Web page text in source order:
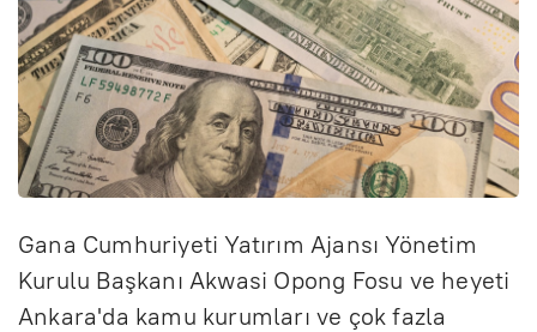
Gana Cumhuriyeti Yatırım Ajansı Yönetim
Kurulu Başkanı Akwasi Opong Fosu ve heyeti
Ankara'da kamu kurumları ve çok fazla